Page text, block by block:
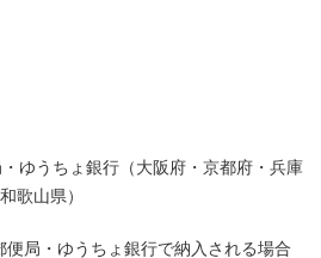
ゆうちょ銀行（大阪府・京都府・兵庫
歌山県）
便局・ゆうちょ銀行で納入される場合